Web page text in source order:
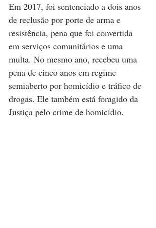
Em 2017, foi sentenciado a dois anos
de reclusão por porte de arma e
resistência, pena que foi convertida
em serviços comunitários e uma
multa. No mesmo ano, recebeu uma
pena de cinco anos em regime
semiaberto por homicídio e tráfico de
drogas. Ele também está foragido da
Justiça pelo crime de homicídio.